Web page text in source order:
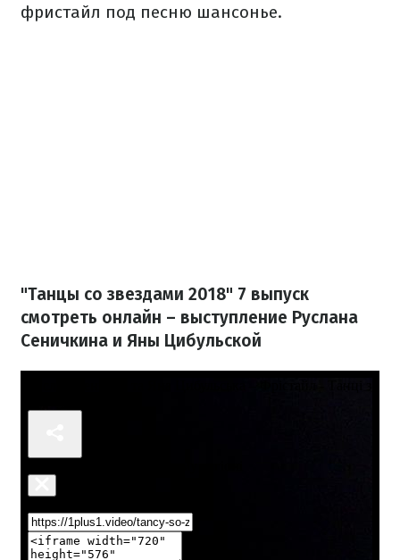
фристайл под песню шансонье.
"Танцы со звездами 2018" 7 выпуск
смотреть онлайн – выступление Руслана
Сеничкина и Яны Цибульской